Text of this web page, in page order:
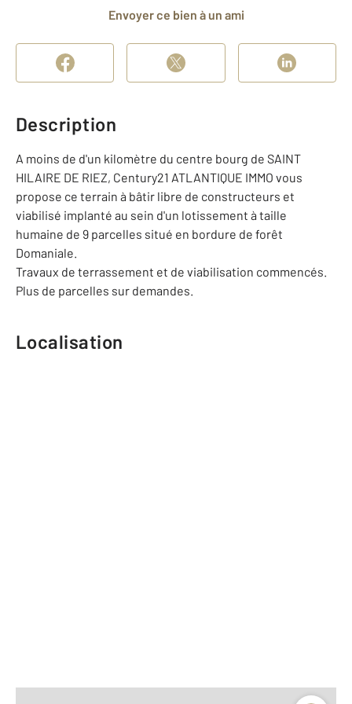
Envoyer ce bien à un ami
Description
A moins de d'un kilomètre du centre bourg de SAINT
HILAIRE DE RIEZ, Century21 ATLANTIQUE IMMO vous
propose ce terrain à bâtir libre de constructeurs et
viabilisé implanté au sein d'un lotissement à taille
humaine de 9 parcelles situé en bordure de forêt
Domaniale.
Travaux de terrassement et de viabilisation commencés.
Plus de parcelles sur demandes.
Localisation